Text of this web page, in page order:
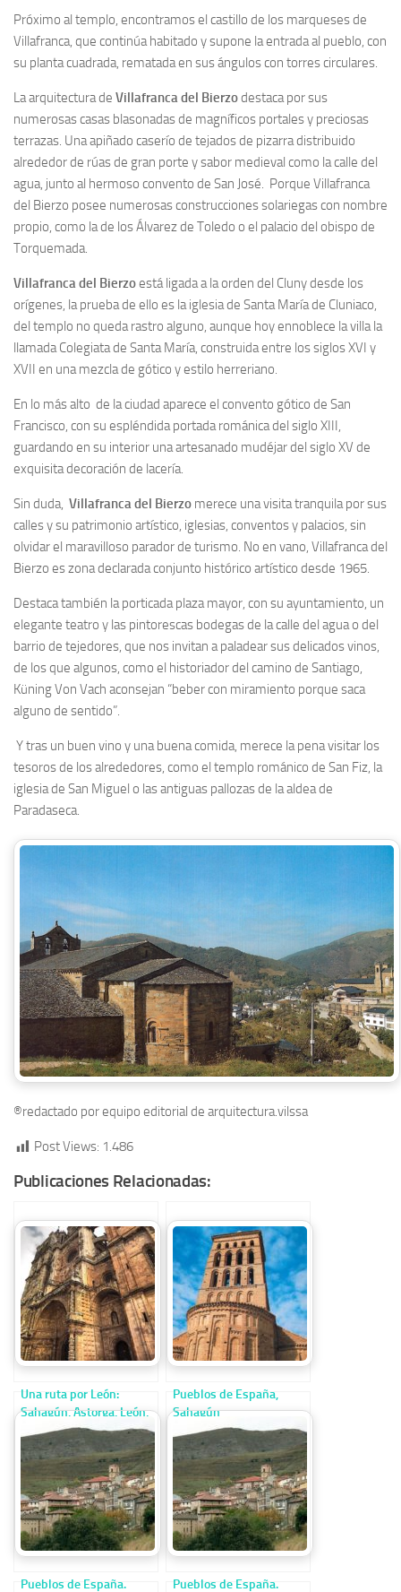
Próximo al templo, encontramos el castillo de los marqueses de
Villafranca, que continúa habitado y supone la entrada al pueblo, con
su planta cuadrada, rematada en sus ángulos con torres circulares.
La arquitectura de Villafranca del Bierzodestaca por sus
numerosas casas blasonadas de magníficos portales y preciosas
terrazas. Una apiñado caserío de tejados de pizarra distribuido
alrededor de rúas de gran porte y sabor medieval como la calle del
agua, junto al hermoso convento de San José. Porque Villafranca
del Bierzo posee numerosas construcciones solariegas con nombre
propio, como la de los Álvarez de Toledo o el palacio del obispo de
Torquemada.
Villafranca del Bierzoestá ligada a la orden del Cluny desde los
orígenes, la prueba de ello es la iglesia de Santa María de Cluniaco,
del templo no queda rastro alguno, aunque hoy ennoblece la villa la
llamada Colegiata de Santa María, construida entre los siglos XVI y
XVII en una mezcla de gótico y estilo herreriano.
En lo más alto de la ciudad aparece el convento gótico de San
Francisco, con su espléndida portada románica del siglo XIII,
guardando en su interior una artesanado mudéjar del siglo XV de
exquisita decoración de lacería.
Sin duda, Villafranca del Bierzo merece una visita tranquila por sus
calles y su patrimonio artístico, iglesias, conventos y palacios, sin
olvidar el maravilloso parador de turismo. No en vano, Villafranca del
Bierzo es zona declarada conjunto histórico artístico desde 1965.
Destaca también la porticada plaza mayor, con su ayuntamiento, un
elegante teatro y las pintorescas bodegas de la calle del agua o del
barrio de tejedores, que nos invitan a paladear sus delicados vinos,
de los que algunos, como el historiador del camino de Santiago,
Küning Von Vach aconsejan “beber con miramiento porque saca
alguno de sentido”.
Y tras un buen vino y una buena comida, merece la pena visitar los
tesoros de los alrededores, como el templo románico de San Fiz, la
iglesia de San Miguel o las antiguas pallozas de la aldea de
Paradaseca.
®redactado por equipo editorial de arquitectura.vilssa
Post Views: 1.486
Publicaciones Relacionadas:
Una ruta por León:
Sahagún, Astorga, León,
Ponferrada y Villafranca
del Bierzo.
Pueblos de España,
Sahagún
Pueblos de España. Pueblos de España.